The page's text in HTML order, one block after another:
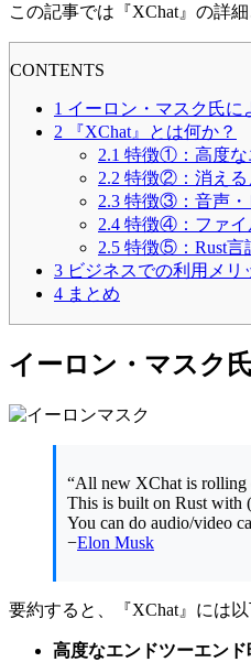
この記事では『XChat』の詳
CONTENTS
1 イーロン・マスク氏に
2 『XChat』とは何か？
2.1 特徴①：高度な
2.2 特徴②：消える
2.3 特徴③：音声・
2.4 特徴④：ファイ
2.5 特徴⑤：Rust言
3 ビジネスでの利用メリ
4 まとめ
イーロン・マスク
“All new XChat is rolling
This is built on Rust with
You can do audio/video
−Elon Musk
要約すると、『XChat』には
高度なエンドツーエンド